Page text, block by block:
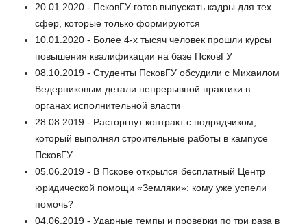
20.01.2020 - ПсковГУ готов выпускать кадры для тех
сфер, которые только формируются
10.01.2020 - Более 4-х тысяч человек прошли курсы
повышения квалификации на базе ПсковГУ
08.10.2019 - Студенты ПсковГУ обсудили с Михаилом
Ведерниковым детали непрерывной практики в
органах исполнительной власти
28.08.2019 - Расторгнут контракт с подрядчиком,
который выполнял строительные работы в кампусе
ПсковГУ
05.06.2019 - В Пскове открылся бесплатный Центр
юридической помощи «Земляки»: кому уже успели
помочь?
04.06.2019 - Ударные темпы и проверки по три раза в